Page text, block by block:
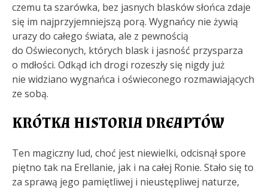
czemu ta szarówka, bez jasnych blasków słońca zdaje
się im najprzyjemniejszą porą. Wygnańcy nie żywią
urazy do całego świata, ale z pewnością
do Oświeconych, których blask i jasność przysparza
o mdłości. Odkąd ich drogi rozeszły się nigdy już
nie widziano wygnańca i oświeconego rozmawiających
ze sobą.
KRÓTKA HISTORIA DREAPTÓW
Ten magiczny lud, choć jest niewielki, odcisnął spore
piętno tak na Erellanie, jak i na całej Ronie. Stało się to
za sprawą jego pamiętliwej i nieustępliwej naturze,